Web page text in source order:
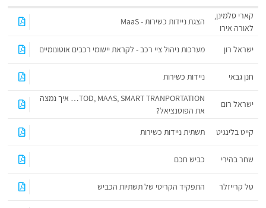
קארי סלמינן,
לאורה אירו
הצגת ניידות כשירות - MaaS
ישראל רון מערכות ניהול ציי רכב - לקראת יישומי רכבים אוטונומיים
חנן גבאי ניידות כשירות
ישראל רום
TOD, MAAS, SMART TRANPORTATION… איך נמצה
את הפוטנציאל?
קייט בלינגיט
תשתית ניידות כשירות
שחר בהירי כביש חכם
טל קרייזלר התפקיד הקריטי של תשתיות הכביש